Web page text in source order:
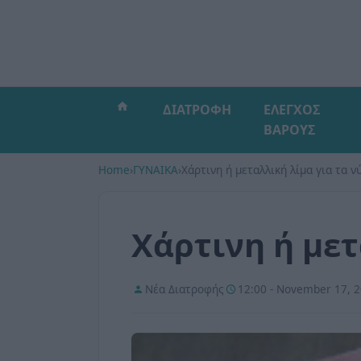
ΔΙΑΤΡΟΦΗ
ΕΛΕΓΧΟΣ
ΒΑΡΟΥΣ
Home›ΓΥΝΑΙΚΑ›Χάρτινη ή μεταλλική λίμα για τα
Χάρτινη ή
Νέα Διατροφής 12:00 - November 17,